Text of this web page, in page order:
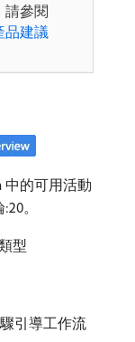
請參閱
品建議
中的可用活動
。
型
引導工作流